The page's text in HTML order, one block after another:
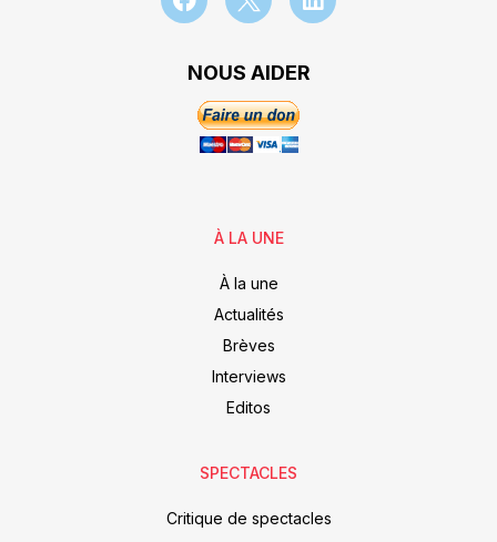
NOUS AIDER
À LA UNE
À la une
Actualités
Brèves
Interviews
Editos
SPECTACLES
Critique de spectacles